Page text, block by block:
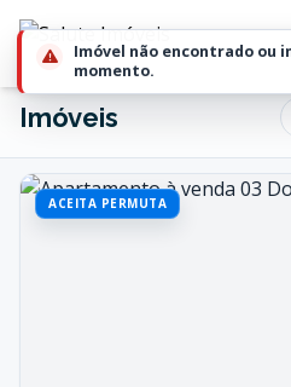
Imóveis
ACEITA PERMUTA